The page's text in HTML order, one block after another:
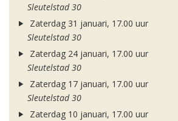
Sleutelstad 30
Zaterdag 31 januari, 17.00 uur
Sleutelstad 30
Zaterdag 24 januari, 17.00 uur
Sleutelstad 30
Zaterdag 17 januari, 17.00 uur
Sleutelstad 30
Zaterdag 10 januari, 17.00 uur